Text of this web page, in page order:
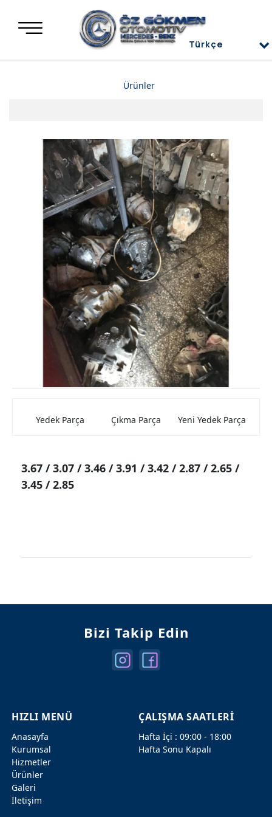
Ürünler
Mercedes Motor Aksamları ve Komple Motorlar
Mercedes Difransiyel
Mercedes Üst Kapaklar
Mercedes Direksiyon Power
Mercedes Radyatör ve İnterkol
Mercedes Ön ve Arka Tampon
Mercedes Kaporta Aksamları
Mercedes Elektrik Aksamları
Mercedes Beyin
Mercedes Farlar ve Stop Lambası
Mercedes Şarz ve Marş Dinamolar
Mercedes Cam Krikosu
Mercedes Jantlar
Yedek Parça Çıkma Parça Yeni Yedek Parça
3.67 / 3.07 / 3.46 / 3.91 / 3.42 / 2.87 / 2.65 /
3.45 / 2.85
Türkçe
English
Bizi Takip Edin
HIZLI MENÜ
Anasayfa
Kurumsal
Hizmetler
Ürünler
Galeri
İletişim
ÇALIŞMA SAATLERİ
Hafta İçi : 09:00 - 18:00
Hafta Sonu Kapalı